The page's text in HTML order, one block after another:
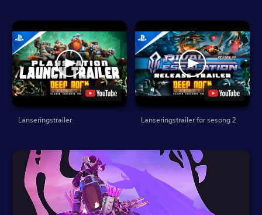
Lanseringstrailer Lanseringstrailer for sesong 2